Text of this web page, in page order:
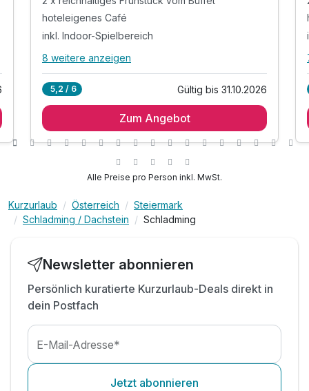
hoteleigenes Café
inkl. Indoor-Spielbereich
Alle Inklusivleistungen
2 x reichhaltiges Frühstück vom Buffet
inkl. hauseigener Wellnessbereich
200 Meter entfernt von der Talstation Planai
inkl. Schladming-Dachstein Sommercard*
-15% Rabatt Radverleih bei Intersport Bachler*
Tipp: Bikepark Schladming
8 weitere anzeigen
5,2 / 6 Gültig bis 31.10.2026
Zum Angebot
Alle Preise pro Person inkl. MwSt.
Kurzurlaub Österreich
Steiermark
Schladming / Dachstein
Schladming
Newsletter abonnieren
Persönlich kuratierte Kurzurlaub-Deals direkt in
dein Postfach
E-Mail-Adresse*
Jetzt abonnieren